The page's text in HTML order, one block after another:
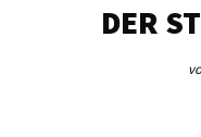
DER